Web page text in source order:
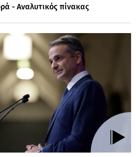
- Αναλυτικός πίνακας